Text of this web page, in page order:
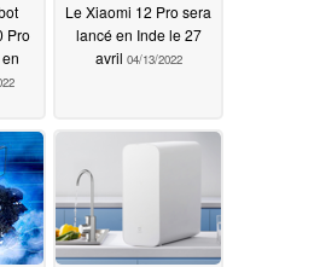
Pro
Le Xiaomi 12 Pro sera
lancé en Inde le 27
avril 04/13/2022